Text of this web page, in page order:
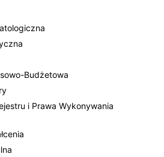
Budżetowa
i Prawa Wykonywania